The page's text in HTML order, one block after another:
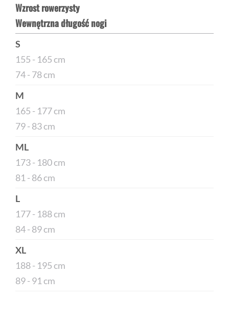
Wzrost rowerzysty
Wewnętrzna długość nogi
S
155 - 165 cm
74 - 78 cm
M
165 - 177 cm
79 - 83 cm
ML
173 - 180 cm
81 - 86 cm
L
177 - 188 cm
84 - 89 cm
XL
188 - 195 cm
89 - 91 cm